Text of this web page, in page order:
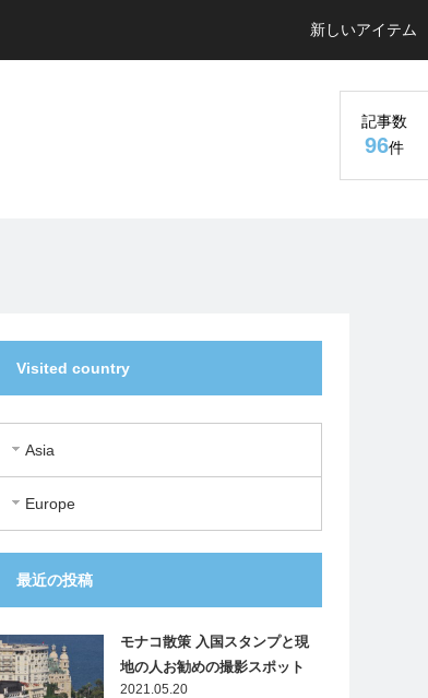
新しいアイテム
記事数
96件
Visited country
Asia
Europe
最近の投稿
モナコ散策 入国スタンプと現
地の人お勧めの撮影スポット
2021.05.20